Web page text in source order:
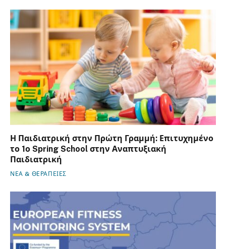
Η Παιδιατρική στην Πρώτη Γραμμή: Επιτυχημένο
το 1ο Spring School στην Αναπτυξιακή
Παιδιατρική
ΝΕΑ & ΘΕΡΑΠΕΙΕΣ